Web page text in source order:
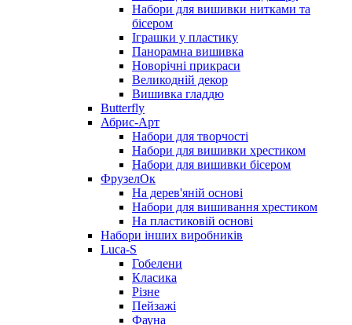
Набори для вишивки нитками та
бісером
Іграшки у пластику
Панорамна вишивка
Новорічні прикраси
Великодній декор
Вишивка гладдю
Butterfly
Абрис-Арт
Набори для творчості
Набори для вишивки хрестиком
Набори для вишивки бісером
ФрузелОк
На дерев'яній основі
Набори для вишивання хрестиком
На пластиковій основі
Набори інших виробників
Luca-S
Гобелени
Класика
Різне
Пейзажі
Фауна